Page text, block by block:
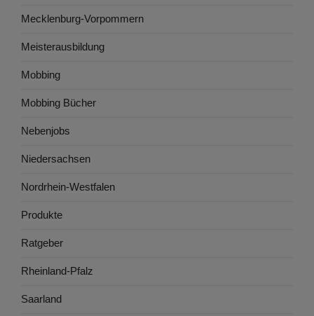
Mecklenburg-Vorpommern
Meisterausbildung
Mobbing
Mobbing Bücher
Nebenjobs
Niedersachsen
Nordrhein-Westfalen
Produkte
Ratgeber
Rheinland-Pfalz
Saarland